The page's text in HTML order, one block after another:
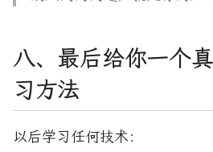
八、最后给你一个
习方法
以后学习任何技术：